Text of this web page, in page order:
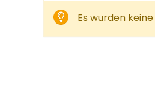
Es wurden